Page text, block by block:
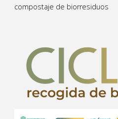
compostaje de biorresiduos